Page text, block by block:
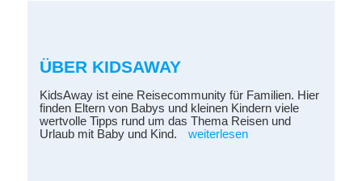
ÜBER KIDSAWAY
KidsAway ist eine Reisecommunity für Familien. Hier
finden Eltern von Babys und kleinen Kindern viele
wertvolle Tipps rund um das Thema Reisen und
Urlaub mit Baby und Kind.
weiterlesen